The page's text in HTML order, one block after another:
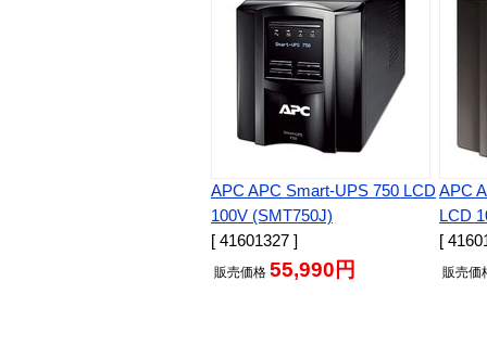
APC APC Smart-UPS 750 LCD
100V (SMT750J)
[ 41601327 ]
販売価格 55,990円
APC
LCD
[
販売価